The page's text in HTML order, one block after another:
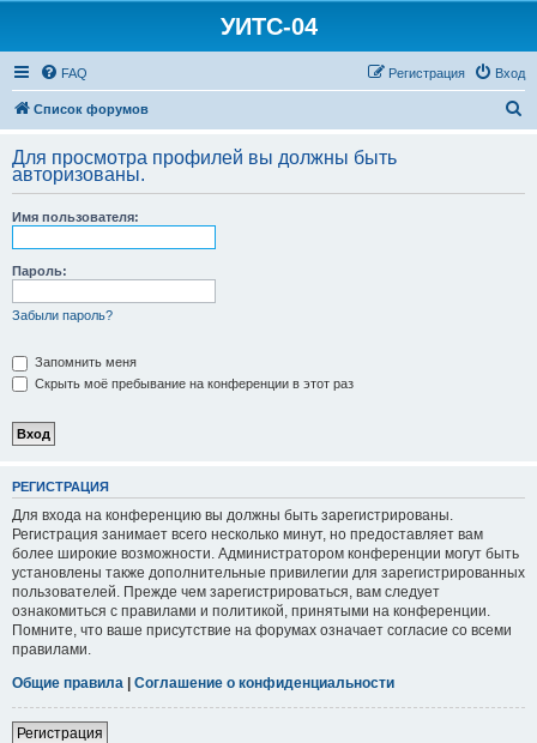
УИТС-04
FAQ Вход
Регистрация
Список форумов
с
Для просмотра профилей вы должны быть
авторизованы.
Имя пользователя:
Пароль:
Забыли пароль?
Запомнить меня
Скрыть моё пребывание на конференции в этот раз
РЕГИСТРАЦИЯ
Для входа на конференцию вы должны быть зарегистрированы.
Регистрация занимает всего несколько минут, но предоставляет вам
более широкие возможности. Администратором конференции могут быть
установлены также дополнительные привилегии для зарегистрированных
пользователей. Прежде чем зарегистрироваться, вам следует
ознакомиться с правилами и политикой, принятыми на конференции.
Помните, что ваше присутствие на форумах означает согласие со всеми
правилами.
Общие правила | Соглашение о конфиденциальности
Регистрация